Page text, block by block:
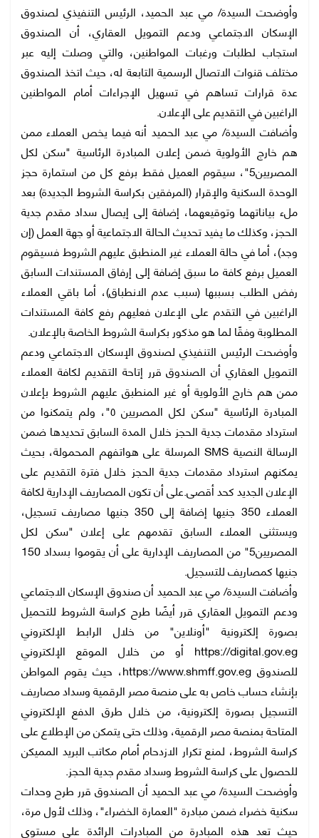
وأوضحت السيدة/ مي عبد الحميد، الرئيس التنفيذي لصندوق
الإسكان الاجتماعي ودعم التمويل العقاري، أن الصندوق
استجاب لطلبات ورغبات المواطنين، والتي وصلت إليه عبر
مختلف قنوات الاتصال الرسمية التابعة له، حيث اتخذ الصندوق
عدة قرارات تساهم في تسهيل الإجراءات أمام المواطنين
الراغبين في التقديم على الإعلان.
وأضافت السيدة/ مي عبد الحميد أنه فيما يخص العملاء ممن
هم خارج الأولوية ضمن إعلان المبادرة الرئاسية "سكن لكل
المصريين5"، سيقوم العميل فقط برفع كل من استمارة حجز
الوحدة السكنية والإقرار (المرفقين بكراسة الشروط الجديدة) بعد
ملء بياناتهما وتوقيعهما، إضافة إلى إيصال سداد مقدم جدية
الحجز، وكذلك ما يفيد تحديث الحالة الاجتماعية أو جهة العمل (إن
وجد)، أما في حالة العملاء غير المنطبق عليهم الشروط فسيقوم
العميل برفع كافة ما سبق إضافة إلى إرفاق المستندات السابق
رفض الطلب بسببها (سبب عدم الانطباق)، أما باقي العملاء
الراغبين في التقدم على الإعلان فعليهم رفع كافة المستندات
المطلوبة وفقًا لما هو مذكور بكراسة الشروط الخاصة بالإعلان.
وأوضحت الرئيس التنفيذي لصندوق الإسكان الاجتماعي ودعم
التمويل العقاري أن الصندوق قرر إتاحة التقديم لكافة العملاء
ممن هم خارج الأولوية أو غير المنطبق عليهم الشروط بإعلان
المبادرة الرئاسية "سكن لكل المصريين ٥"، ولم يتمكنوا من
استرداد مقدمات جدية الحجز خلال المدة السابق تحديدها ضمن
الرسالة النصية SMS المرسلة على هواتفهم المحمولة، بحيث
يمكنهم استرداد مقدمات جدية الحجز خلال فترة التقديم على
الإعلان الجديد كحد أقصى.على أن تكون المصاريف الإدارية لكافة
العملاء 350 جنيها إضافة إلى 350 جنيها مصاريف تسجيل،
ويستثنى العملاء السابق تقدمهم على إعلان "سكن لكل
المصريين5" من المصاريف الإدارية على أن يقوموا بسداد 150
جنيها كمصاريف للتسجيل.
وأضافت السيدة/ مي عبد الحميد أن صندوق الإسكان الاجتماعي
ودعم التمويل العقاري قرر أيضًا طرح كراسة الشروط للتحميل
بصورة إلكترونية "أونلاين" من خلال الرابط الإلكتروني
https://digital.gov.eg أو من خلال الموقع الإلكتروني
للصندوق https://www.shmff.gov.eg، حيث يقوم المواطن
بإنشاء حساب خاص به على منصة مصر الرقمية وسداد مصاريف
التسجيل بصورة إلكترونية، من خلال طرق الدفع الإلكتروني
المتاحة بمنصة مصر الرقمية، وذلك حتى يتمكن من الإطلاع على
كراسة الشروط، لمنع تكرار الازدحام أمام مكاتب البريد المميكن
للحصول على كراسة الشروط وسداد مقدم جدية الحجز.
وأوضحت السيدة/ مي عبد الحميد أن الصندوق قرر طرح وحدات
سكنية خضراء ضمن مبادرة "العمارة الخضراء"، وذلك لأول مرة،
حيث تعد هذه المبادرة من المبادرات الرائدة على مستوى